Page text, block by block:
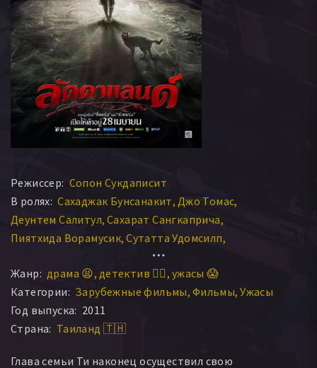
Режиссер: Сопон Сукдаписит
В ролях: Сахаджак Бунсанакит Джо Томас
Деунтем Салитул Сахарат Сангкаприча
Пиятхида Ворамусик Сутатта Удомсилп
Атхипич Чутиваткаджорнчай
Тирут Виравет Сасапин Сириванит
Прарамес Нойарм Jumrern Rattanatangtrakul
Sasiwan Lertwiriyaprapa
Tanabadin Yongseabcart
Жанр: драма 😫 детектив 🕵️‍♂️ ужасы 😱
Категории: Зарубежные фильмы Фильмы Ужасы
Год выпуска: 2011
Страна: Таиланд 🇹🇭
Глава семьи Ти наконец осуществил свою